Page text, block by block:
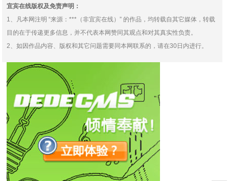
宜宾在线版权及免责声明：
1、凡本网注明 “来源：***（非宜宾在线）” 的作品，均转载自其它媒体，转载
目的在于传递更多信息，并不代表本网赞同其观点和对其真实性负责。
2、如因作品内容、版权和其它问题需要同本网联系的，请在30日内进行。